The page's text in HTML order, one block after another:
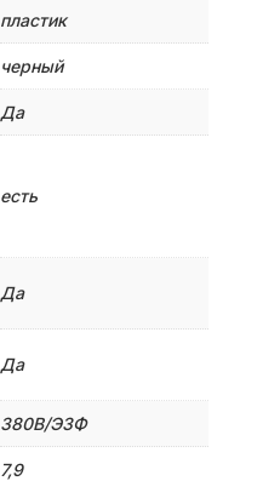
пластик
черный
Да
есть
Да
Да
380B/Э3Ф
7,9